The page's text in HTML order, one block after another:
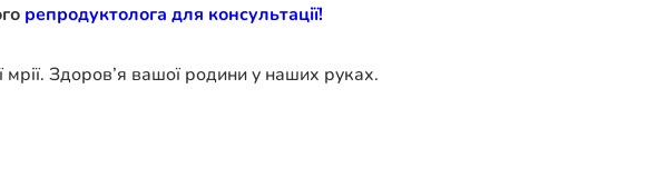
репродуктолога для консультації!
Здоров’я вашої родини у наших руках.